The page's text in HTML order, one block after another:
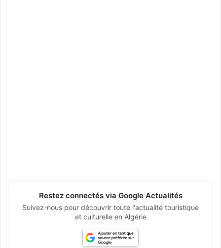
Restez connectés via Google Actualités
Suivez-nous pour découvrir toute l'actualité touristique
et culturelle en Algérie